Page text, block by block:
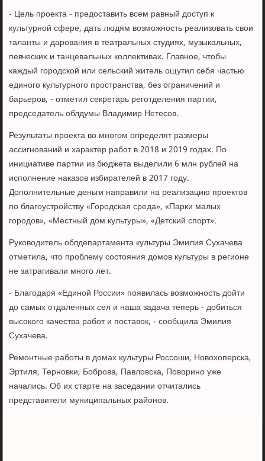
- Цель проекта - предоставить всем равный доступ к
культурной сфере, дать людям возможность реализовать свои
таланты и дарования в театральных студиях, музыкальных,
певческих и танцевальных коллективах. Главное, чтобы
каждый городской или сельский житель ощутил себя частью
единого культурного пространства, без ограничений и
барьеров, - отметил секретарь реготделения партии,
председатель облдумы Владимир Нетесов.
Результаты проекта во многом определят размеры
ассигнований и характер работ в 2018 и 2019 годах. По
инициативе партии из бюджета выделили 6 млн рублей на
исполнение наказов избирателей в 2017 году.
Дополнительные деньги направили на реализацию проектов
по благоустройству «Городская среда», «Парки малых
городов», «Местный дом культуры», «Детский спорт».
Руководитель облдепартамента культуры Эмилия Сухачева
отметила, что проблему состояния домов культуры в регионе
не затрагивали много лет.
- Благодаря «Единой России» появилась возможность дойти
до самых отдаленных сел и наша задача теперь - добиться
высокого качества работ и поставок, - сообщила Эмилия
Сухачева.
Ремонтные работы в домах культуры Россоши, Новохоперска,
Эртиля, Терновки, Боброва, Павловска, Поворино уже
начались. Об их старте на заседании отчитались
представители муниципальных районов.